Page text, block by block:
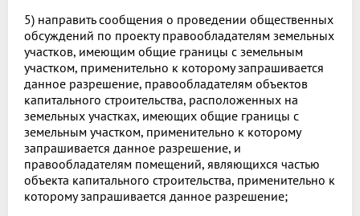
5) направить сообщения о проведении общественных
обсуждений по проекту правообладателям земельных
участков, имеющим общие границы с земельным
участком, применительно к которому запрашивается
данное разрешение, правообладателям объектов
капитального строительства, расположенных на
земельных участках, имеющих общие границы с
земельным участком, применительно к которому
запрашивается данное разрешение, и
правообладателям помещений, являющихся частью
объекта капитального строительства, применительно к
которому запрашивается данное разрешение;